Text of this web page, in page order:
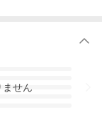
ません